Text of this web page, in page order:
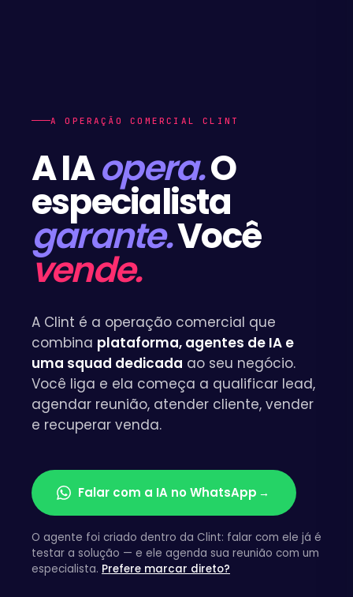
A OPERAÇÃO COMERCIAL CLINT
A IAopera.O
especialista
garante.Você
vende.
A Clint é a operação comercial que
combina plataforma, agentes de IA e
uma squad dedicada ao seu negócio.
Você liga e ela começa a qualificar lead,
agendar reunião, atender cliente, vender
e recuperar venda.
Falar com a IA no WhatsApp →
O agente foi criado dentro da Clint: falar com ele já é
testar a solução — e ele agenda sua reunião com um
especialista. Prefere marcar direto?